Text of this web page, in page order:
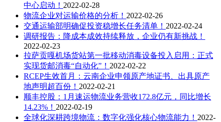
中心启动！ 2022-02-28
物流企业对运输价格的分析！ 2022-02-26
交通运输部明确促投资稳增长任务清单！ 2022-02-24
调研报告：降成本成效持续释放，企业仍有新挑战！
2022-02-23
拉萨贡嘎机场货站第一批移动消毒设备投入启用：正式
实现货邮消毒“自动化”！ 2022-02-22
RCEP生效首月：云南企业申领原产地证书、出具原产
地声明超百份！ 2022-02-21
顺丰控股：1月速运物流业务营收172.8亿元，同比增长
14.23%！ 2022-02-19
全球化深耕跨境物流：数字化强化核心物流能力！ 2022-